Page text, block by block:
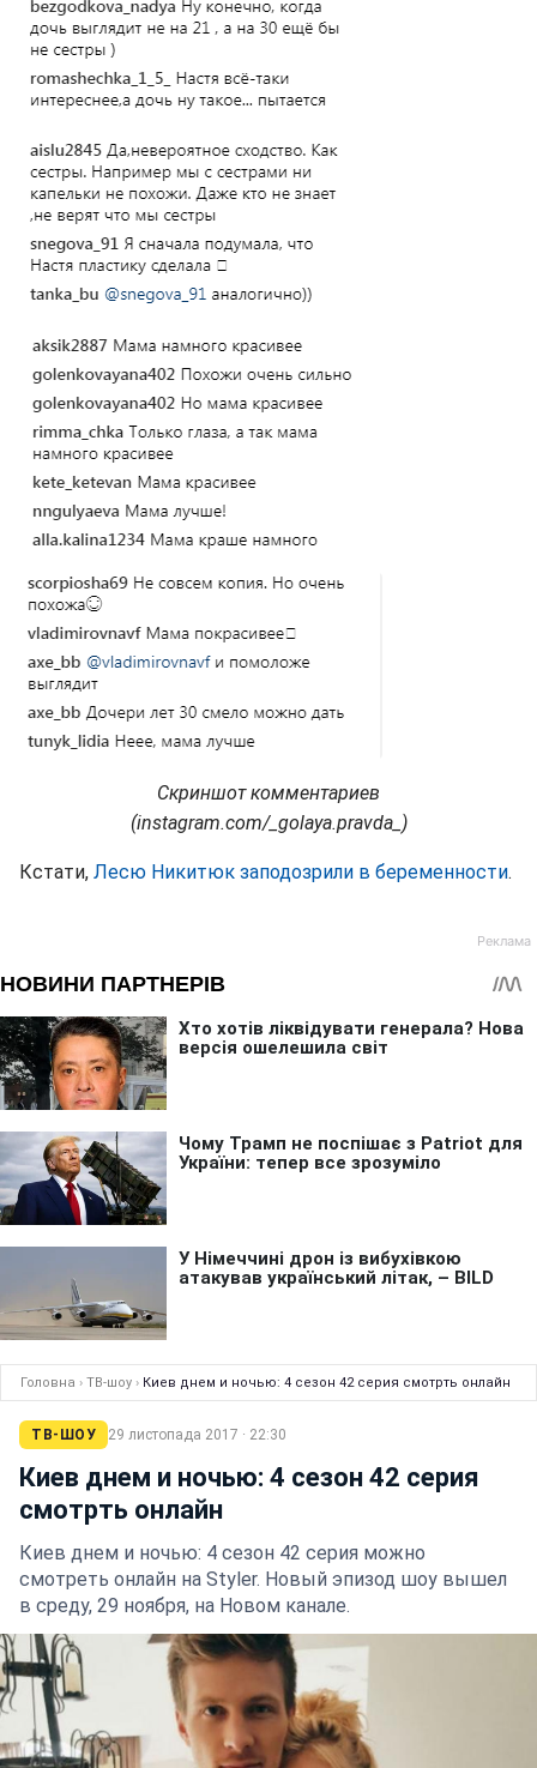
Скриншот комментариев
(instagram.com/_golaya.pravda_)
Кстати, Лесю Никитюк заподозрили в беременности.
Головна › ТВ-шоу › Киев днем и ночью: 4 сезон 42 серия cмотрть онлайн
ТВ-ШОУ 29 листопада 2017 · 22:30
Киев днем и ночью: 4 сезон 42 серия
cмотрть онлайн
Киев днем и ночью: 4 сезон 42 серия можно
смотреть онлайн на Styler. Новый эпизод шоу вышел
в среду, 29 ноября, на Новом канале.